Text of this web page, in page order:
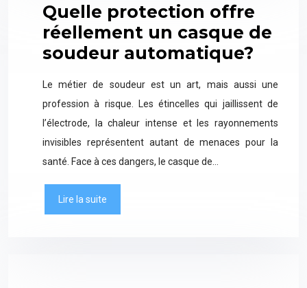
Quelle protection offre
réellement un casque de
soudeur automatique?
Le métier de soudeur est un art, mais aussi une
profession à risque. Les étincelles qui jaillissent de
l’électrode, la chaleur intense et les rayonnements
invisibles représentent autant de menaces pour la
santé. Face à ces dangers, le casque de…
Lire la suite